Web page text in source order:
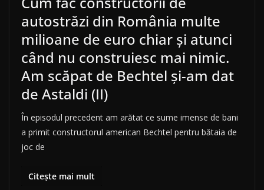
autostrăzi din România multe
milioane de euro chiar și atunci
când nu construiesc mai nimic.
Am scăpat de Bechtel și-am dat
de Astaldi (II)
În episodul precedent am arătat ce sume imense de bani
a primit constructorul american Bechtel pentru bătaia de
joc de
Citește mai mult